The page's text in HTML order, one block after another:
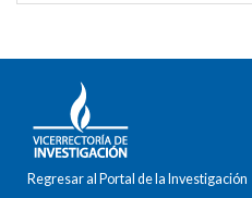
Regresar al Portal de la Investigación